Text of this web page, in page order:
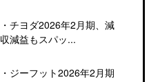
・ チヨダ2026年2月期、減
収減益もスパッ...
・ ジーフット2026年2月期